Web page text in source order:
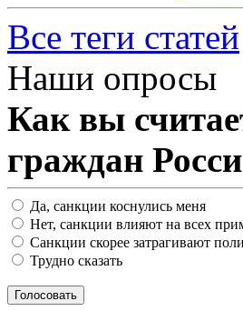
Все теги статей
Наши опросы
Как вы
граждан
Да, санкции коснулись меня
Нет, санкции влияют на всех
Санкции скорее затрагивают
Трудно сказать